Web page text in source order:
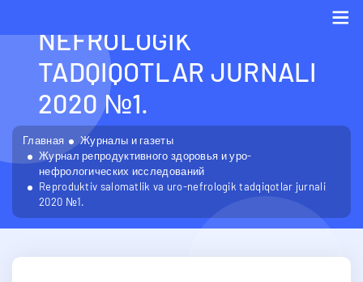
NEFROLOGIK
TADQIQOTLAR JURNALI
2020 №1.
Главная
Журналы и газеты
Журнал репродуктивного здоровья и уро-
нефрологических исследований
Reproduktiv salomatlik va uro-nefrologik tadqiqotlar jurnali
2020 №1.